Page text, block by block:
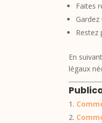
Faites
Restez
En
légaux